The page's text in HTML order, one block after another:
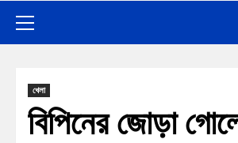
খেলা
বিপিনের জোড়া